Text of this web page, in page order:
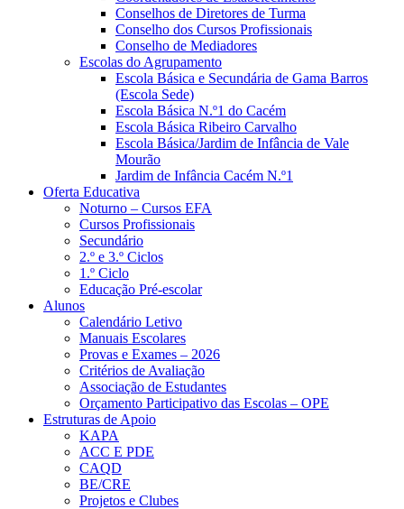
Conselhos de Diretores de Turma
Conselho dos Cursos Profissionais
Conselho de Mediadores
Escolas do Agrupamento
Escola Básica e Secundária de Gama Barros
(Escola Sede)
Escola Básica N.º1 do Cacém
Escola Básica Ribeiro Carvalho
Escola Básica/Jardim de Infância de Vale
Mourão
Jardim de Infância Cacém N.º1
Oferta Educativa
Noturno – Cursos EFA
Cursos Profissionais
Secundário
2.º e 3.º Ciclos
1.º Ciclo
Educação Pré-escolar
Alunos
Calendário Letivo
Manuais Escolares
Provas e Exames – 2026
Critérios de Avaliação
Associação de Estudantes
Orçamento Participativo das Escolas – OPE
Estruturas de Apoio
KAPA
ACC E PDE
CAQD
BE/CRE
Projetos e Clubes